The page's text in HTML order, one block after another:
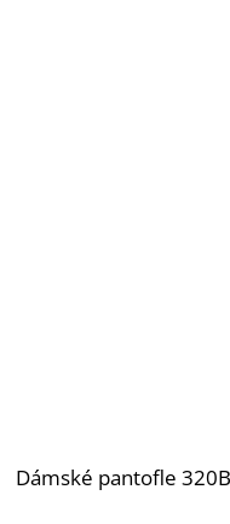
Dámské pantofle 320B